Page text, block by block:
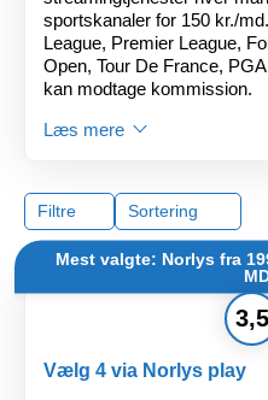
sportskanaler for 150 kr./
League, Premier League,
Open, Tour De France,
kan modtage kommission.
Læs mere
Filtre Sortering
Mest valgte: Norlys fra
Vælg 4 via Norlys play
3,5